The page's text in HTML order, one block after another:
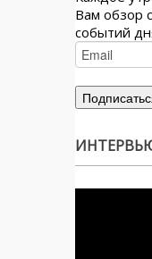
Вам обзор
событий